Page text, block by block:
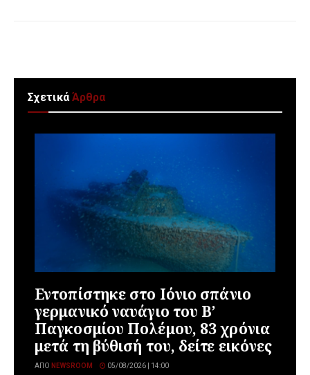
ΣχετικάΆρθρα
Εντοπίστηκε στο Ιόνιο σπάνιο
γερμανικό ναυάγιο του Β’
Παγκοσμίου Πολέμου, 83 χρόνια
μετά τη βύθισή του, δείτε εικόνες
ΑΠΌ NEWSROOM 05/08/2026 | 14:00